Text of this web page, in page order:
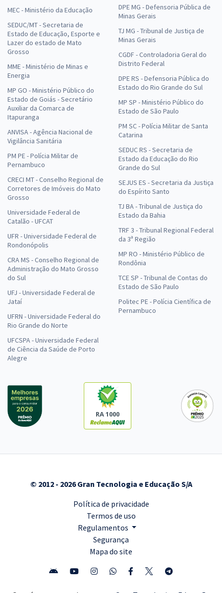
MEC - Ministério da Educação
SEDUC/MT - Secretaria de
Estado de Educação, Esporte e
Lazer do estado de Mato
Grosso
MME - Ministério de Minas e
Energia
MP GO - Ministério Público do
Estado de Goiás - Secretário
Auxiliar da Comarca de
Itapuranga
ANVISA - Agência Nacional de
Vigilância Sanitária
PM PE - Polícia Militar de
Pernambuco
CRECI MT - Conselho Regional de
Corretores de Imóveis do Mato
Grosso
Universidade Federal de
Catalão - UFCAT
UFR - Universidade Federal de
Rondonópolis
CRA MS - Conselho Regional de
Administração do Mato Grosso
do Sul
UFJ - Universidade Federal de
Jataí
UFRN - Universidade Federal do
Rio Grande do Norte
UFCSPA - Universidade Federal
de Ciência da Saúde de Porto
Alegre
DPE MG - Defensoria Pública de
Minas Gerais
TJ MG - Tribunal de Justiça de
Minas Gerais
CGDF - Controladoria Geral do
Distrito Federal
DPE RS - Defensoria Pública do
Estado do Rio Grande do Sul
MP SP - Ministério Público do
Estado de São Paulo
PM SC - Polícia Militar de Santa
Catarina
SEDUC RS - Secretaria de
Estado da Educação do Rio
Grande do Sul
SEJUS ES - Secretaria da Justiça
do Espírito Santo
TJ BA - Tribunal de Justiça do
Estado da Bahia
TRF 3 - Tribunal Regional Federal
da 3ª Região
MP RO - Ministério Público de
Rondônia
TCE SP - Tribunal de Contas do
Estado de São Paulo
Politec PE - Polícia Científica de
Pernambuco
RA 1000
© 2012 - 2026 Gran Tecnologia e Educação S/A
Política de privacidade
Termos de uso
Regulamentos
Segurança
Mapa do site